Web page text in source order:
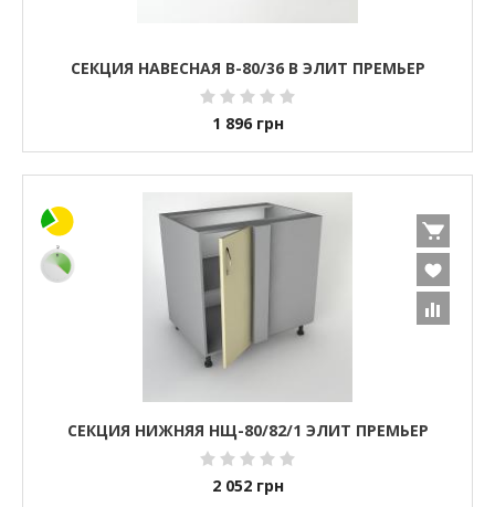
СЕКЦИЯ НАВЕСНАЯ В-80/36 В ЭЛИТ ПРЕМЬЕР
1 896 грн
СЕКЦИЯ НИЖНЯЯ НЩ-80/82/1 ЭЛИТ ПРЕМЬЕР
2 052 грн